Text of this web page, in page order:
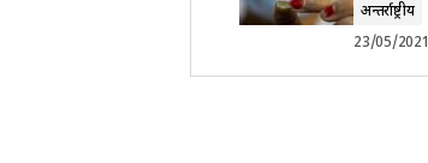
अन्तर्राष्ट्रीय
23/05/2021